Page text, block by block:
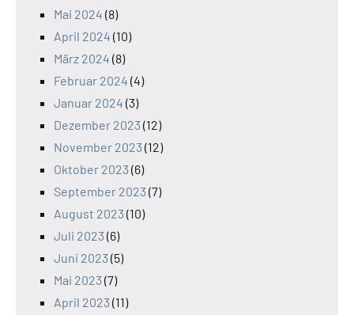
Mai 2024 (8)
April 2024 (10)
März 2024 (8)
Februar 2024 (4)
Januar 2024 (3)
Dezember 2023(12)
November 2023(12)
Oktober 2023(6)
September 2023(7)
August 2023(10)
Juli 2023(6)
Juni 2023(5)
Mai 2023(7)
April 2023(11)